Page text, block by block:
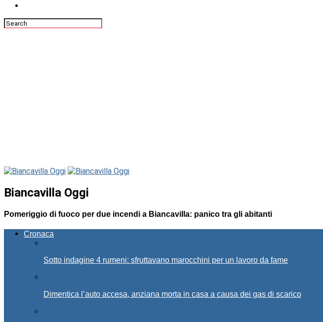
Biancavilla Oggi
Pomeriggio di fuoco per due incendi a Biancavilla: panico tra gli abitanti
Cronaca
Sotto indagine 4 rumeni: sfruttavano marocchini per un lavoro da fame
Dimentica l’auto accesa, anziana morta in casa a causa dei gas di scarico